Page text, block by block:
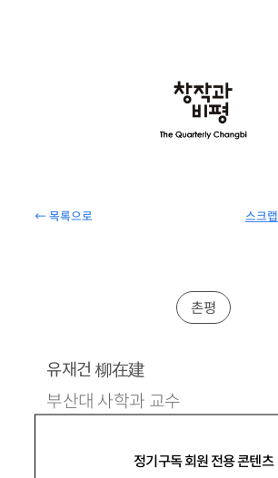
← 목록으로 스크랩
정기구독 회원 전용 콘텐츠
촌평
유재건 柳在建
부산대 사학과 교수